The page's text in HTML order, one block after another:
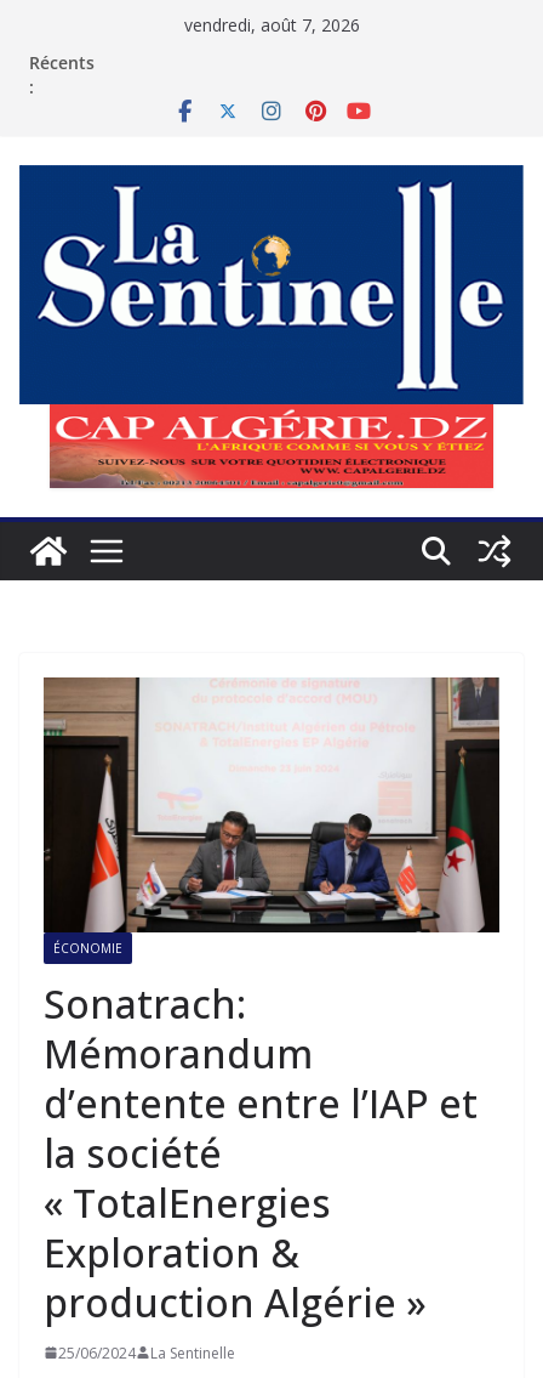
vendredi, août 7, 2026
Récents
:
ÉCONOMIE
Sonatrach:
Mémorandum
d’entente entre l’IAP et
la société
« TotalEnergies
Exploration &
production Algérie »
25/06/2024 La Sentinelle